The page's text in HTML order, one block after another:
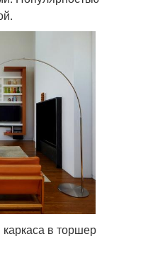
в торшер